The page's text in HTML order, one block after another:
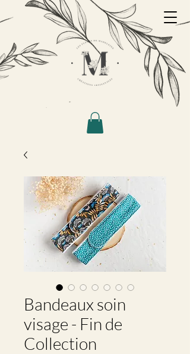
Bandeaux soin
visage - Fin de
Collection